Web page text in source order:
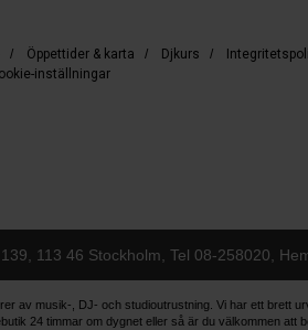
/ Öppettider & karta / Djkurs /
inställningar
113 46 Stockholm, Tel 08-258020 ,
av musik-, DJ- och studioutrustning. Vi har ett brett
24 timmar om dygnet eller så är du välkommen att